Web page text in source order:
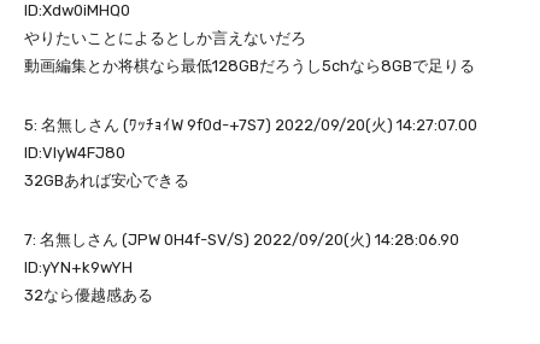
ID:Xdw0iMHQ0
やりたいことによるとしか言えないだろ
動画編集とか将棋なら最低128GBだろうし5chなら8GBで足りる
5: 名無しさん (ﾜｯﾁｮｲW 9f0d-+7S7) 2022/09/20(火) 14:27:07.00
ID:VIyW4FJ80
32GBあれば安心できる
7: 名無しさん (JPW 0H4f-SV/S) 2022/09/20(火) 14:28:06.90
ID:yYN+k9wYH
32なら優越感ある